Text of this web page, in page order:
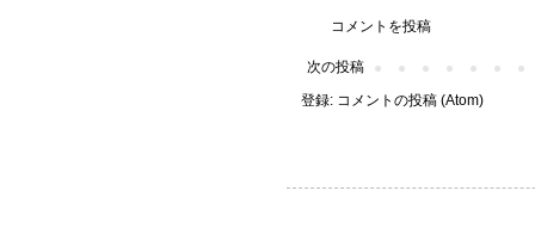
コメントを投稿
次の投稿
登録: コメントの投稿 (Atom)